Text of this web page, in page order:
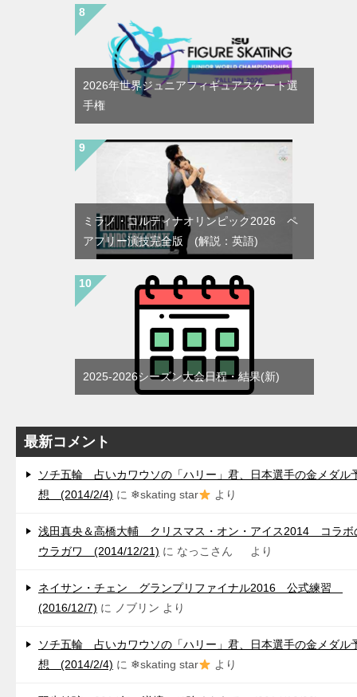
2026年世界ジュニアフィギュアスケート選
手権
ミラノ・コルティナオリンピック2026 ペ
アフリー演技完全版 (解説：英語)
2025-2026シーズン大会日程・結果(新)
最新コメント
ソチ五輪 占いカワウソの「ハリー」君、日本選手の金メダル
想 (2014/2/4) に ❄skating star より
浅田真央＆高橋大輔 クリスマス・オン・アイス2014 コラボ
ウラガワ (2014/12/21) に なっこさん より
ネイサン・チェン グランプリファイナル2016 公式練習
(2016/12/7) に ノブリン より
ソチ五輪 占いカワウソの「ハリー」君、日本選手の金メダル
想 (2014/2/4) に ❄skating star より